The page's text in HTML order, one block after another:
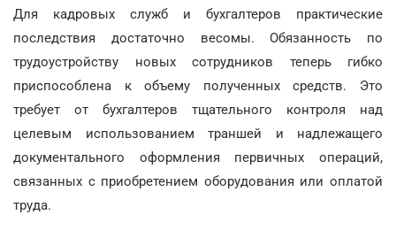
Для кадровых служб и бухгалтеров практические
последствия достаточно весомы. Обязанность по
трудоустройству новых сотрудников теперь гибко
приспособлена к объему полученных средств. Это
требует от бухгалтеров тщательного контроля над
целевым использованием траншей и надлежащего
документального оформления первичных операций,
связанных с приобретением оборудования или оплатой
труда.